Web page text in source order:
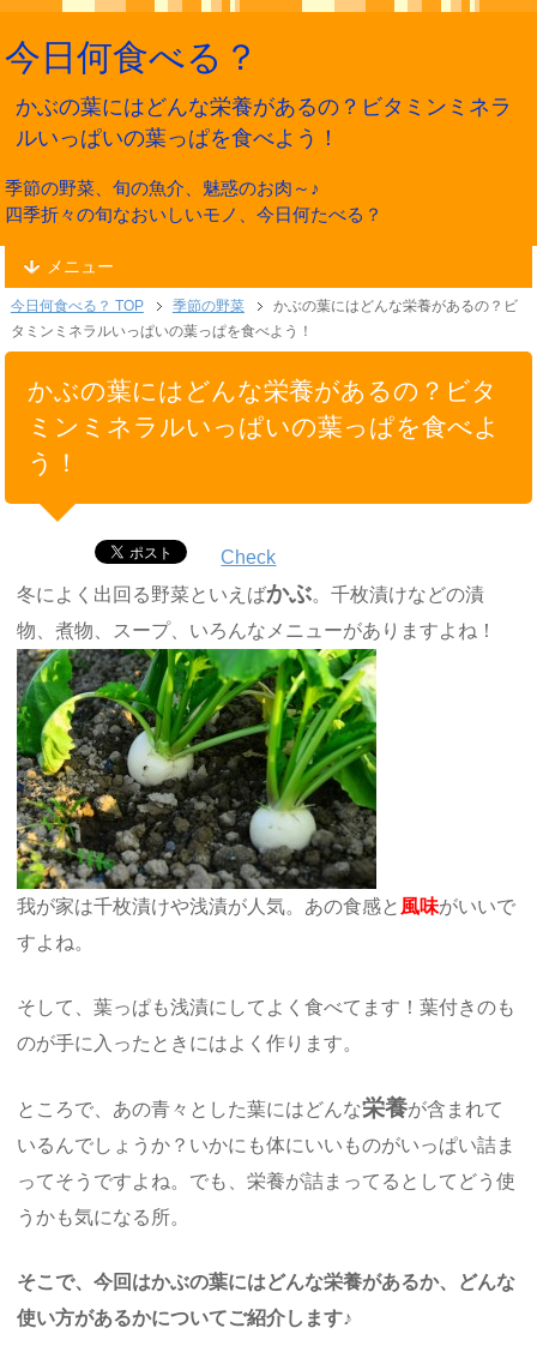
今日何食べる？
かぶの葉にはどんな栄養があるの？ビタミンミネラ
ルいっぱいの葉っぱを食べよう！
季節の野菜、旬の魚介、魅惑のお肉～♪
四季折々の旬なおいしいモノ、今日何たべる？
メニュー
今日何食べる？ TOP 季節の野菜
かぶの葉にはどんな栄養があるの？ビ
タミンミネラルいっぱいの葉っぱを食べよう！
かぶの葉にはどんな栄養があるの？ビタ
ミンミネラルいっぱいの葉っぱを食べよ
う！
Check
冬によく出回る野菜といえばかぶ。千枚漬けなどの漬
物、煮物、スープ、いろんなメニューがありますよね！
我が家は千枚漬けや浅漬が人気。あの食感と 風味がいいで
すよね。
そして、葉っぱも浅漬にしてよく食べてます！葉付きのも
のが手に入ったときにはよく作ります。
ところで、あの青々とした葉にはどんな栄養が含まれて
いるんでしょうか？いかにも体にいいものがいっぱい詰ま
ってそうですよね。でも、栄養が詰まってるとしてどう使
うかも気になる所。
そこで、今回はかぶの葉にはどんな栄養があるか、どんな
使い方があるかについてご紹介します♪